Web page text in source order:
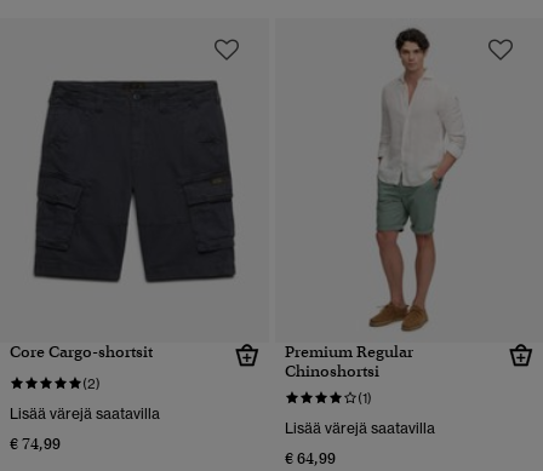
Core Cargo-shortsit
(2)
Lisää värejä saatavilla
€ 74,99
Premium Regular
Chinoshortsi
(1)
Lisää värejä saatavilla
€ 64,99